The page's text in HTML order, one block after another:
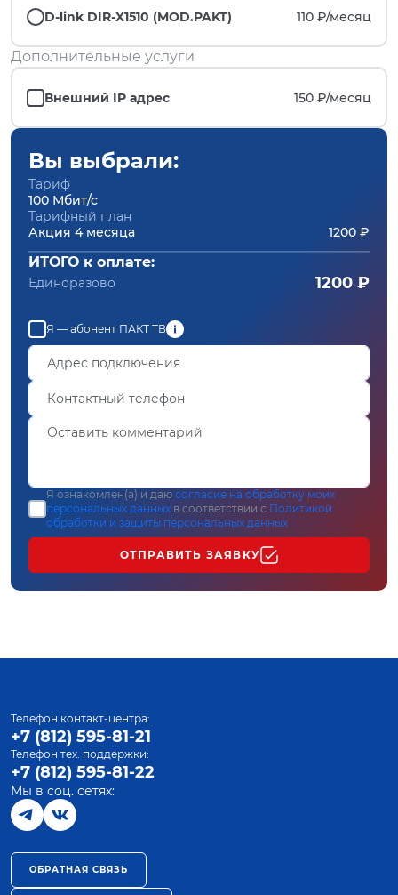
D-link DIR-X1510 (MOD.PAKT) 110 ₽/месяц
Дополнительные услуги
Внешний IP адрес 150 ₽/месяц
Вы выбрали:
Тариф
100 Мбит/с
Тарифный план
Акция 4 месяца
1200 ₽
ИТОГО к оплате:
Единоразово 1200 ₽
Я — абонент ПАКТ ТВ
Я ознакомлен(а) и даю согласие на обработку моих
персональных данных в соответствии с Политикой
обработки и защиты персональных данных
ОТПРАВИТЬ ЗАЯВКУ
Телефон контакт-центра:
+7 (812) 595-81-21
Телефон тех. поддержки:
+7 (812) 595-81-22
Мы в соц. сетях:
ОБРАТНАЯ СВЯЗЬ